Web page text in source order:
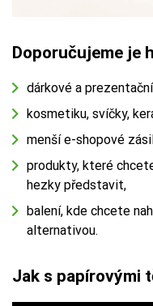
Doporučujeme je
dárkové a
kosmetiku, svíčky,
menší e-shopové
produkty, které
hezky představit,
balení, kde chcete
alternativou.
Jak s papírovými